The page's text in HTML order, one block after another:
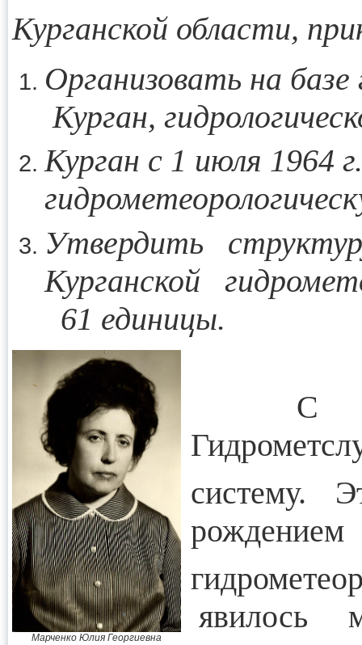
Курганской области,
Организовать на
Курган,
Курган с 1 июля 1964
Утвердить
Курганской
61 единицы.
Марченко Юлия Георгиевна
С 01
явилось